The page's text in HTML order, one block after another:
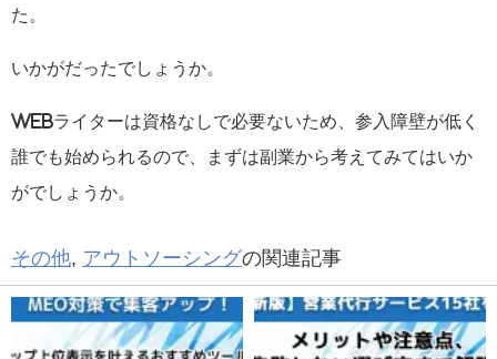
た。
いかがだったでしょうか。
Webライターは資格なしで必要ないため、参入障壁が低く
誰でも始められるので、まずは副業から考えてみてはいか
がでしょうか。
その他, アウトソーシングの関連記事